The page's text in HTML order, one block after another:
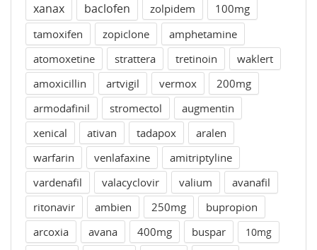
xanax
baclofen zolpidem
100mg
tamoxifen
zopiclone
amphetamine
atomoxetine
strattera tretinoin
waklert
amoxicillin
artvigil vermox
200mg
armodafinil
stromectol
augmentin
xenical
ativan tadapox
aralen
warfarin
venlafaxine
amitriptyline
vardenafil
valacyclovir valium
avanafil
ritonavir
ambien 250mg
bupropion
arcoxia
avana 400mg buspar
10mg